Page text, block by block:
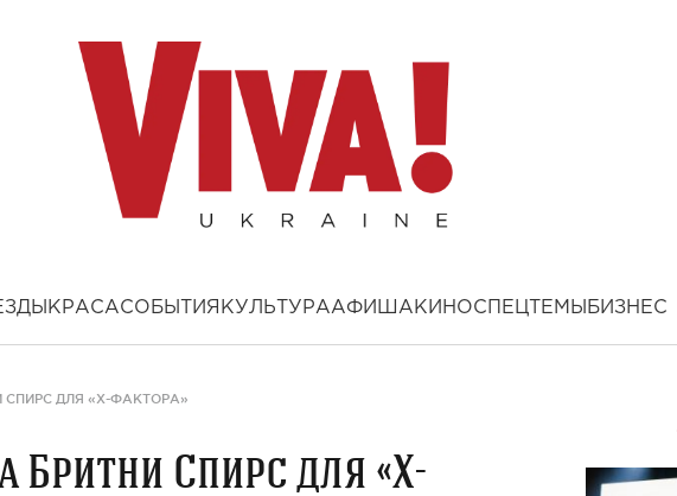
КРАСАСОБЫТИЯ КУЛЬТУРААФИША КИНОСПЕЦТЕМЫ БИЗНЕС
СПИРС ДЛЯ «Х-ФАКТОРА»
Бритни Спирс для «Х-